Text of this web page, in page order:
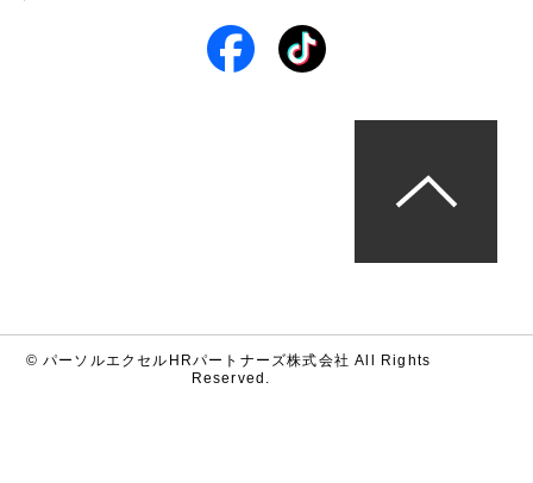
© パーソルエクセルHRパートナーズ株式会社 All Rights
Reserved.